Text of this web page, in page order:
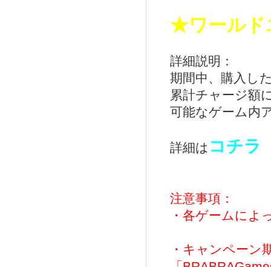
★ワールド
詳細説明：
期間中、購入し
累計チャージ額
可能なゲーム内
詳細は コチラ
注意事項：
・各ゲームによ
・キャンペーン